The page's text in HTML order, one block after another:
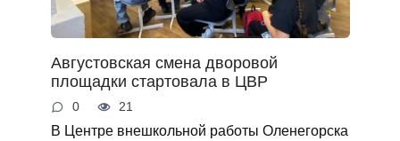
Августовская смена дворовой
площадки стартовала в ЦВР
0 21
В Центре внешкольной работы Оленегорска